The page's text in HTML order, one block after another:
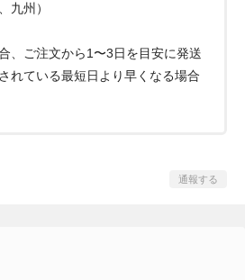
九州）
、ご注文から1〜3日を目安に発送
れている最短日より早くなる場合
通報する